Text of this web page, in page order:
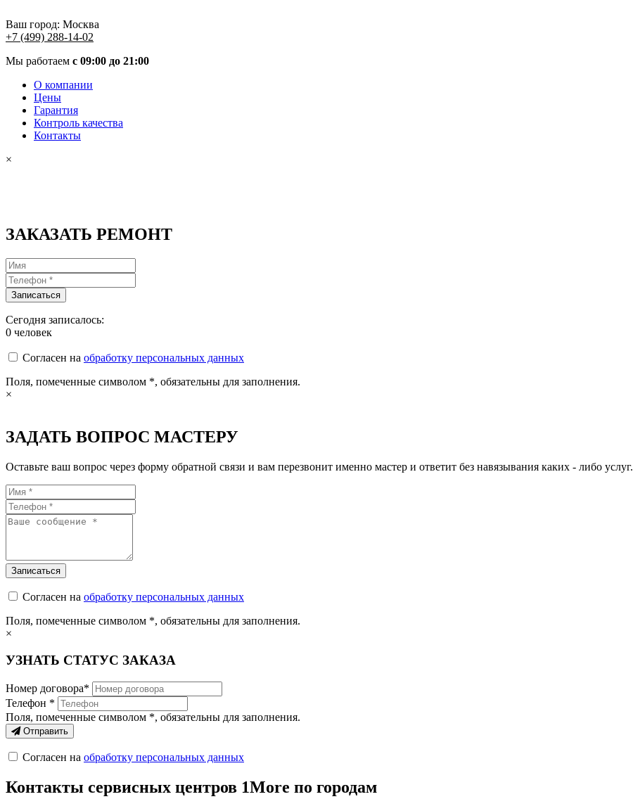
Ваш город: Москва
+7 (499) 288-14-02
Мы работаем с 09:00 до 21:00
О компании
Цены
Гарантия
Контроль качества
Контакты
×
ЗАКАЗАТЬ РЕМОНТ
Сегодня записалось:
0 человек
Согласен на обработку персональных данных
Поля, помеченные символом *, обязательны для заполнения.
×
ЗАДАТЬ ВОПРОС МАСТЕРУ
Оставьте ваш вопрос через форму обратной связи и вам перезвонит именно мастер и ответит без навязывания каких - либо услуг.
Согласен на обработку персональных данных
Поля, помеченные символом *, обязательны для заполнения.
×
УЗНАТЬ СТАТУС ЗАКАЗА
Номер договора*
Телефон *
Поля, помеченные символом *, обязательны для заполнения.
Отправить
Согласен на обработку персональных данных
Контакты сервисных центров 1More по городам